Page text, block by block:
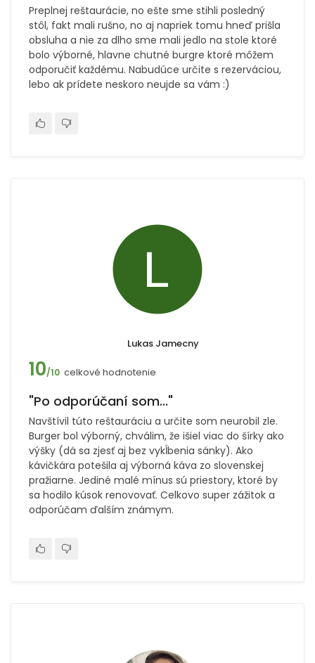
Preplnej reštaurácie, no ešte sme stihli posledný
stôl, fakt mali rušno, no aj napriek tomu hneď prišla
obsluha a nie za dlho sme mali jedlo na stole ktoré
bolo výborné, hlavne chutné burgre ktoré môžem
odporučiť každému. Nabudúce určite s rezerváciou,
lebo ak prídete neskoro neujde sa vám :)
Lukas Jamecny
10/10 celkové hodnotenie
"Po odporúčaní som..."
Navštívil túto reštauráciu a určite som neurobil zle.
Burger bol výborný, chválim, že išiel viac do šírky ako
výšky (dá sa zjesť aj bez vykĺbenia sánky). Ako
kávičkára potešila aj výborná káva zo slovenskej
pražiarne. Jediné malé mínus sú priestory, ktoré by
sa hodilo kúsok renovovať. Celkovo super zážitok a
odporúčam ďalším známym.